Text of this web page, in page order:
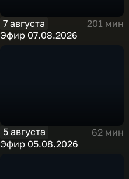
7 августа
201 мин
Эфир 07.08.2026
5 августа
62 мин
Эфир 05.08.2026